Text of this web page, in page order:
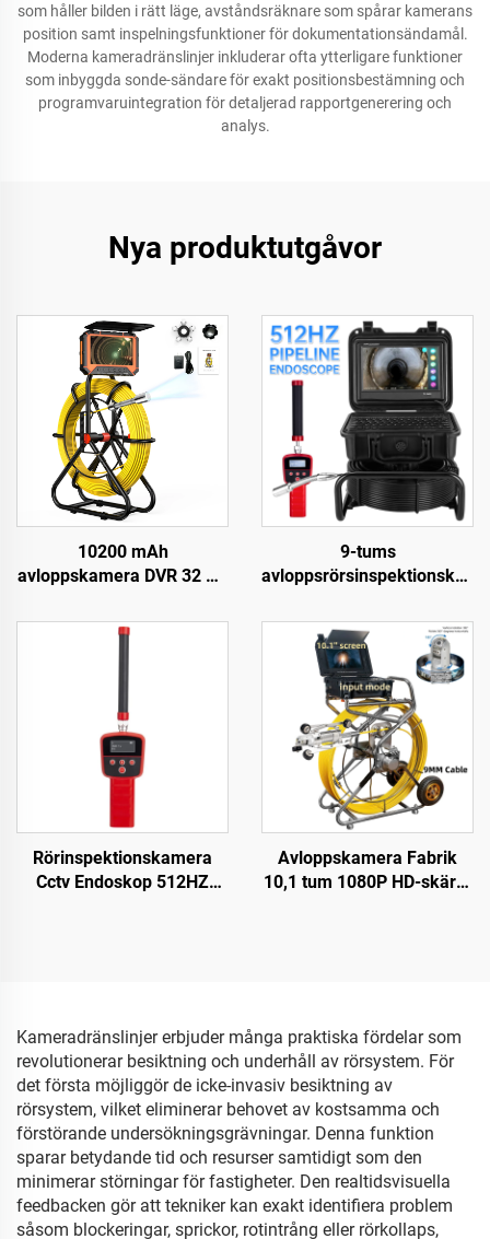
som håller bilden i rätt läge, avståndsräknare som spårar kamerans
position samt inspelningsfunktioner för dokumentationsändamål.
Moderna kameradränslinjer inkluderar ofta ytterligare funktioner
som inbyggda sonde-sändare för exakt positionsbestämning och
programvaruintegration för detaljerad rapportgenerering och
analys.
Nya produktutgåvor
10200 mAh
avloppskamera DVR 32 GB
1080P IP68 rörkamera
monitor 10 m/20 m/30
m/40 m/50 m valfria
9-tums
självnivellerande
industriellt endoskop 23
mm huvud
avloppsrörskamera med
lokalisering
Rörinspektionskamera
Cctv Endoskop 512HZ
Avloppskamera Fabrik
10,1 tum 1080P HD-skärm
Kameradränslinjer erbjuder många praktiska fördelar som
revolutionerar besiktning och underhåll av rörsystem. För
det första möjliggör de icke-invasiv besiktning av
rörsystem, vilket eliminerar behovet av kostsamma och
förstörande undersökningsgrävningar. Denna funktion
sparar betydande tid och resurser samtidigt som den
minimerar störningar för fastigheter. Den realtidsvisuella
feedbacken gör att tekniker kan exakt identifiera problem
såsom blockeringar, sprickor, rotintrång eller rörkollaps,